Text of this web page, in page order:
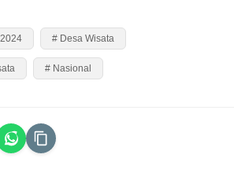
# Desa Wisata
# Nasional